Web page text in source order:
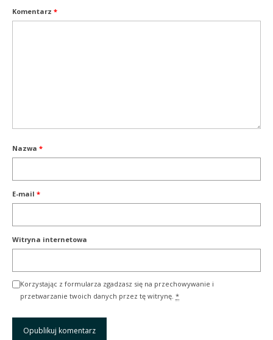
Komentarz *
Nazwa *
E-mail *
Witryna internetowa
Korzystając z formularza zgadzasz się na przechowywanie i
przetwarzanie twoich danych przez tę witrynę. *